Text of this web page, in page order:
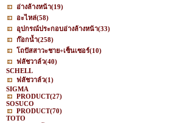
อ่างล้างหน้า(19)
อะไหล่(58)
อุปกรณ์ประกอบอ่างล้างหน้า(33)
ก๊อกน้ำ(258)
โถปัสสาวะชาย+เซ็นเซอร์(10)
ฟลัชวาล์ว(40)
SCHELL
ฟลัชวาล์ว(1)
SIGMA
PRODUCT(27)
SOSUCO
PRODUCT(70)
TOTO